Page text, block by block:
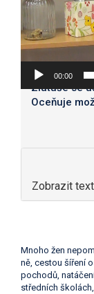
00:00
Zlatuše se
Oceňuje
Zobrazit
Mnoho žen
ně, cestou šíření
pochodů,
středních